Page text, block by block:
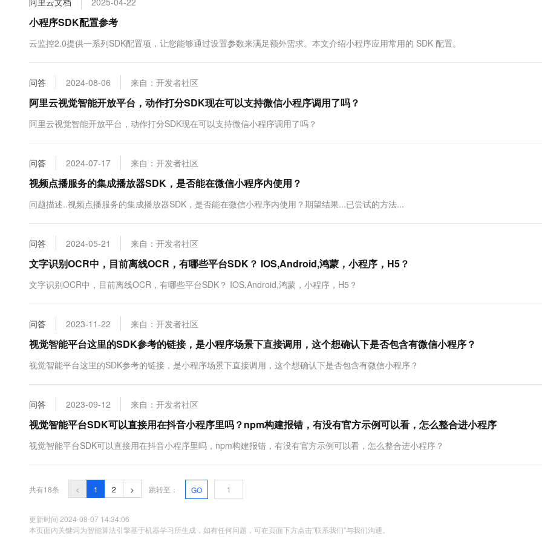
小程序SDK配置参考
云监控2.0提供一系列SDK配置项，让您能够通过设置参数来满足额外需求。本文介绍小程序应用常用的 SDK 配置。
问答 2024-08-06 来自：开发者社区
阿里云视觉智能开放平台，动作打分SDK现在可以支持微信小程序调用了吗？
阿里云视觉智能开放平台，动作打分SDK现在可以支持微信小程序调用了吗？
问答 2024-07-17 来自：开发者社区
视频点播服务的集成播放器SDK，是否能在微信小程序内使用？
问题描述..视频点播服务的集成播放器SDK，是否能在微信小程序内使用？期望结果...已尝试的方法...
问答 2024-05-21 来自：开发者社区
文字识别OCR中，目前离线OCR，有哪些平台SDK？ IOS,Android,鸿蒙，小程序，H5？
文字识别OCR中，目前离线OCR，有哪些平台SDK？ IOS,Android,鸿蒙，小程序，H5？
问答 2023-11-22 来自：开发者社区
视觉智能平台这里的SDK参考的链接，是小程序场景下直接调用，这个想确认下是否包含有微信小程序？
视觉智能平台这里的SDK参考的链接，是小程序场景下直接调用，这个想确认下是否包含有微信小程序？
问答 2023-09-12 来自：开发者社区
视觉智能平台SDK可以直接用在抖音小程序里吗？npm构建报错，有没有官方示例可以看，怎么整合进小程序
视觉智能平台SDK可以直接用在抖音小程序里吗，npm构建报错，有没有官方示例可以看，怎么整合进小程序？
共有18条 < 1 2 > 跳转至： GO
更新时间 2024-08-07 14:34:06
本页面内关键词为智能算法引擎基于机器学习所生成，如有任何问题，可在页面下方点击"联系我们"与我们沟通。